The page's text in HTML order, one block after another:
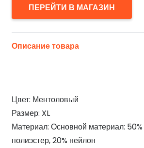
ПЕРЕЙТИ В МАГАЗИН
Описание товара
Цвет: Ментоловый
Размер: XL
Материал: Основной материал: 50%
полиэстер, 20% нейлон